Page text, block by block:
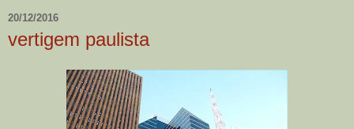
20/12/2016
vertigem paulista